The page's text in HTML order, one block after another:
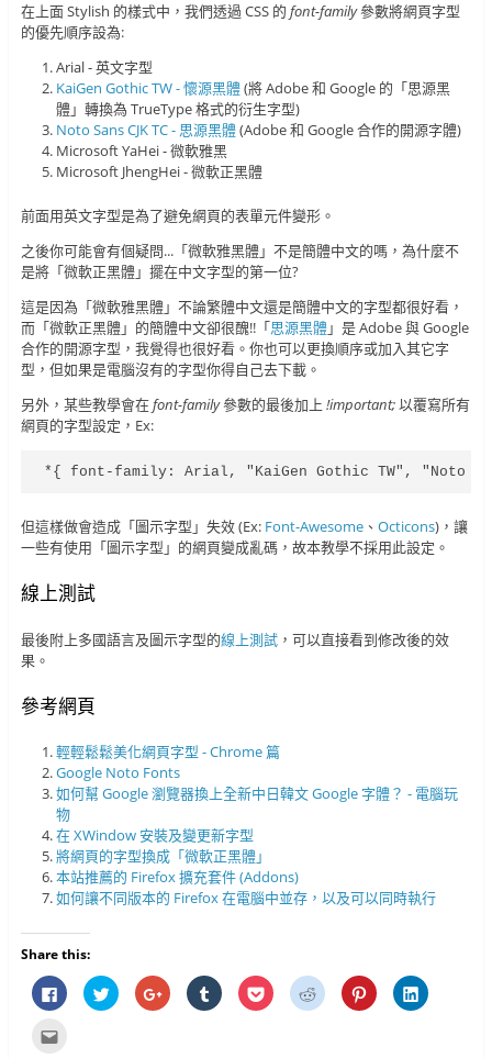
在上面 Stylish 的樣式中，我們透過 CSS 的 font-family參數將網頁字型
的優先順序設為:
Arial - 英文字型
KaiGen Gothic TW - 懷源黑體(將 Adobe 和 Google 的「思源黑
體」轉換為 TrueType 格式的衍生字型)
Noto Sans CJK TC - 思源黑體(Adobe 和 Google 合作的開源字體)
Microsoft YaHei - 微軟雅黑
Microsoft JhengHei - 微軟正黑體
前面用英文字型是為了避免網頁的表單元件變形。
之後你可能會有個疑問...「微軟雅黑體」不是簡體中文的嗎，為什麼不
是將「微軟正黑體」擺在中文字型的第一位?
這是因為「微軟雅黑體」不論繁體中文還是簡體中文的字型都很好看，
而「微軟正黑體」的簡體中文卻很醜!!「思源黑體」是 Adobe 與 Google
合作的開源字型，我覺得也很好看。你也可以更換順序或加入其它字
型，但如果是電腦沒有的字型你得自己去下載。
另外，某些教學會在font-family參數的最後加上 !important;以覆寫所有
網頁的字型設定，Ex:
*{ font-family: Arial, "KaiGen Gothic TW", "Noto
但這樣做會造成「圖示字型」失效 (Ex: Font-Awesome、 Octicons)，讓
一些有使用「圖示字型」的網頁變成亂碼，故本教學不採用此設定。
線上測試
最後附上多國語言及圖示字型的線上測試，可以直接看到修改後的效
果。
參考網頁
輕輕鬆鬆美化網頁字型 - Chrome 篇
Google Noto Fonts
如何幫 Google 瀏覽器換上全新中日韓文 Google 字體？ - 電腦玩
物
在 XWindow 安裝及變更新字型
將網頁的字型換成「微軟正黑體」
本站推薦的 Firefox 擴充套件 (Addons)
如何讓不同版本的 Firefox 在電腦中並存，以及可以同時執行
Share this:
按
一
分
享
按
一
分
享
分
享
分
享
分
享
分
享